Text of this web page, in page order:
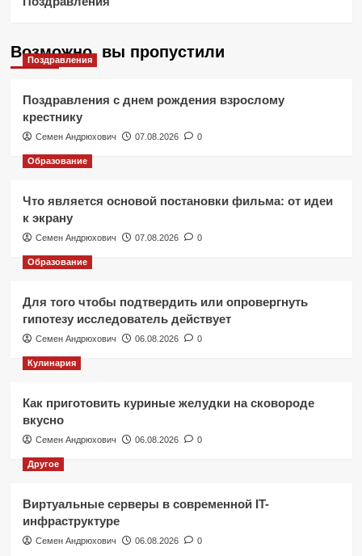
Возможно, вы пропустили
Поздравления
Поздравления с днем рождения взрослому
крестнику
Семен Андрюхович 07.08.2026 0
Образование
Что является основой постановки фильма: от идеи
к экрану
Семен Андрюхович 07.08.2026 0
Образование
Для того чтобы подтвердить или опровергнуть
гипотезу исследователь действует
Семен Андрюхович 06.08.2026 0
Кулинария
Как приготовить куриные желудки на сковороде
вкусно
Семен Андрюхович 06.08.2026 0
Другое
Виртуальные серверы в современной IT-
инфраструктуре
Семен Андрюхович 06.08.2026 0